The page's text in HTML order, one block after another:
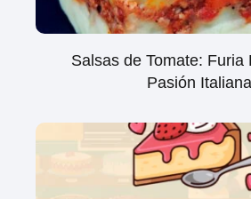
Salsas de Tomate: Furia
Pasión Italiana